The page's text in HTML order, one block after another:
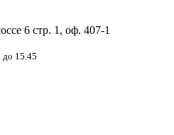
6 стр. 1, оф. 407-1
до 15.45